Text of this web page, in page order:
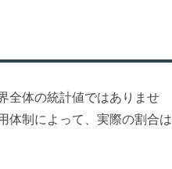
全体の統計値ではありませ
体制によって、実際の割合は